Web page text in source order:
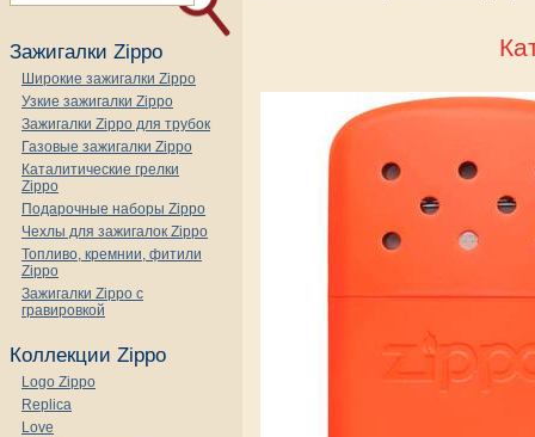
Зажигалки Zippo
Широкие зажигалки Zippo
Узкие зажигалки Zippo
Зажигалки Zippo для трубок
Газовые зажигалки Zippo
Каталитические грелки
Zippo
Подарочные наборы Zippo
Чехлы для зажигалок Zippo
Топливо, кремнии, фитили
Zippo
Зажигалки Zippo с
гравировкой
Коллекции Zippo
Logo Zippo
Replica
Love